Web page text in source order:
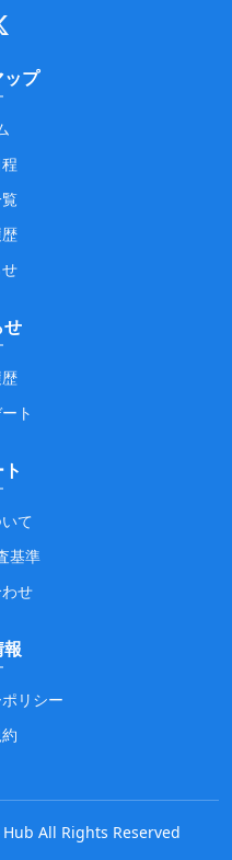
プ
せ
ト
て
基準
せ
リシー
Hub All Rights Reserved